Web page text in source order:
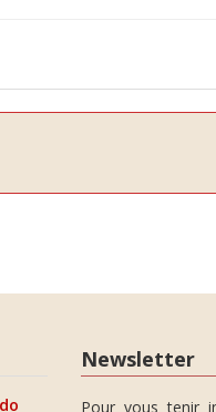
Newsletter
Pour vous tenir